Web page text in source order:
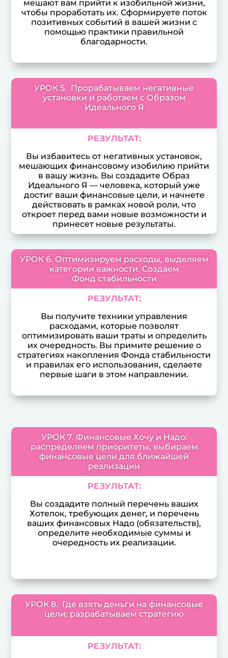
мешают вам прийти к изобильной жизни,
чтобы проработать их. Сформируете поток
позитивных событий в вашей жизни с
помощью практики правильной
благодарности.
УРОК 5. Прорабатываем негативные
установки и работаем с Образом
Идеального Я
РЕЗУЛЬТАТ:
Вы избавитесь от негативных установок,
мешающих финансовому изобилию прийти
в вашу жизнь. Вы создадите Образ
Идеального Я — человека, который уже
достиг ваши финансовые цели, и начнете
действовать в рамках новой роли, что
откроет перед вами новые возможности и
принесет новые результаты.
УРОК 6. Оптимизируем расходы, выделяем
категории важности. Создаем
Фонд стабильности
РЕЗУЛЬТАТ:
Вы получите техники управления
расходами, которые позволят
оптимизировать ваши траты и определить
их очередность. Вы примите решение о
стратегиях накопления Фонда стабильности
и правилах его использования, сделаете
первые шаги в этом направлении.
УРОК 7. Финансовые Хочу и Надо:
распределяем приоритеты, выбираем
финансовые цели для ближайшей
реализации
РЕЗУЛЬТАТ:
Вы создадите полный перечень ваших
Хотелок, требующих денег, и перечень
ваших финансовых Надо (обязательств),
определите необходимые суммы и
очередность их реализации.
УРОК 8. Где взять деньги на финансовые
цели: разрабатываем стратегию
РЕЗУЛЬТАТ: